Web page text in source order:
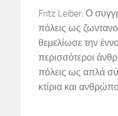
Fritz Leiber: Ο
πόλεις ως
θεμελίωσε την
περισσότεροι
πόλεις ως απλά
κτίρια και